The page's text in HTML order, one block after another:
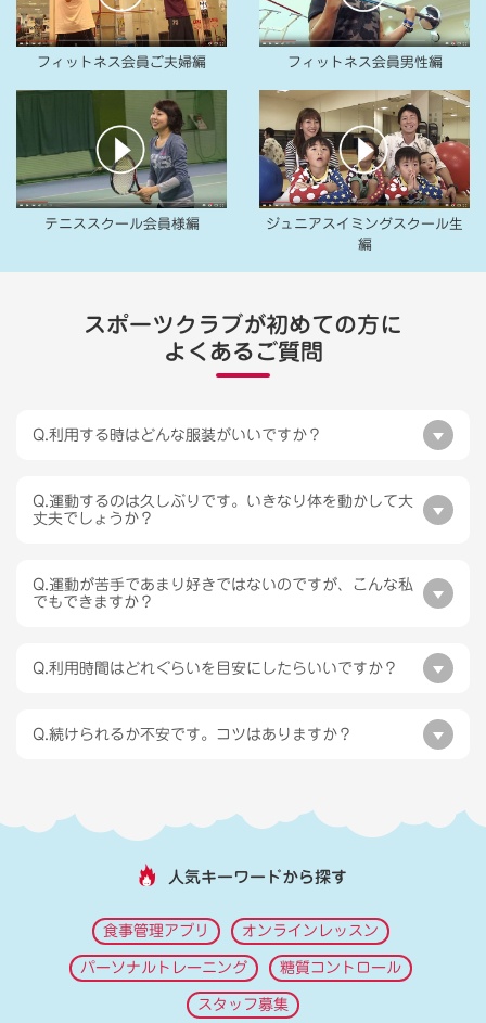
フィットネス会員ご夫婦編 フィットネス会員男性編
テニススクール会員様編
ジュニアスイミングスクール生
編
スポーツクラブが初めての方に
よくあるご質問
Q.利用する時はどんな服装がいいですか？
Q.運動するのは久しぶりです。いきなり体を動かして大
丈夫でしょうか？
Q.運動が苦手であまり好きではないのですが、こんな私
でもできますか？
Q.利用時間はどれぐらいを目安にしたらいいですか？
Q.続けられるか不安です。コツはありますか？
人気キーワードから探す
食事管理アプリ オンラインレッスン
パーソナルトレーニング 糖質コントロール
スタッフ募集